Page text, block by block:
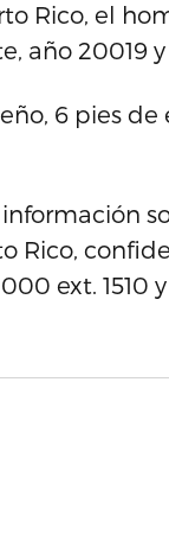
Rico, el
año 20019
6 pies de
Rico,
ext. 1510 y